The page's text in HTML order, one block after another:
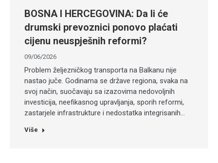
BOSNA I HERCEGOVINA: Da li će
drumski prevoznici ponovo plaćati
cijenu neuspješnih reformi?
09/06/2026
Problem željezničkog transporta na Balkanu nije
nastao juče. Godinama se države regiona, svaka na
svoj način, suočavaju sa izazovima nedovoljnih
investicija, neefikasnog upravljanja, sporih reformi,
zastarjele infrastrukture i nedostatka integrisanih…
Više